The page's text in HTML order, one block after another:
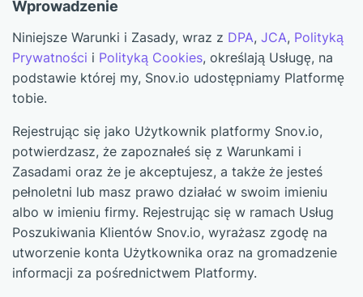
Wprowadzenie
Niniejsze Warunki i Zasady, wraz z DPA, JCA, Polityką
Prywatności i Polityką Cookies, określają Usługę, na
podstawie której my, Snov.io udostępniamy Platformę
tobie.
Rejestrując się jako Użytkownik platformy Snov.io,
potwierdzasz, że zapoznałeś się z Warunkami i
Zasadami oraz że je akceptujesz, a także że jesteś
pełnoletni lub masz prawo działać w swoim imieniu
albo w imieniu firmy. Rejestrując się w ramach Usług
Poszukiwania Klientów Snov.io, wyrażasz zgodę na
utworzenie konta Użytkownika oraz na gromadzenie
informacji za pośrednictwem Platformy.